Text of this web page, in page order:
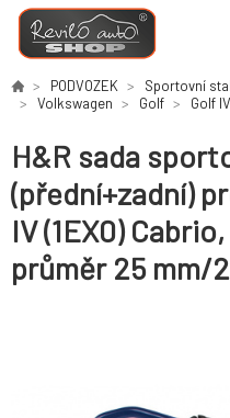
PODVOZEK Sportovní
Volkswagen
Golf Golf IV
H&R sada
(přední+zadní)
IV (1EX0)
průměr 25 mm/